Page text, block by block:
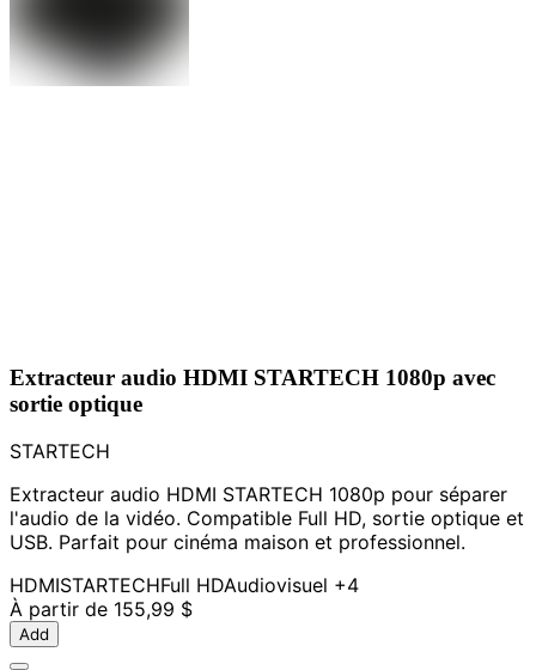
Extracteur audio HDMI STARTECH 1080p avec
sortie optique
STARTECH
Extracteur audio HDMI STARTECH 1080p pour séparer
l'audio de la vidéo. Compatible Full HD, sortie optique et
USB. Parfait pour cinéma maison et professionnel.
HDMISTARTECHFull HDAudiovisuel +4
À partir de 155,99 $
Add